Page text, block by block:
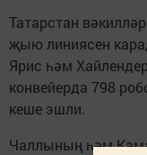
Татарстан
җыю линиясен
Ярис һәм
конвейерда 798
кеше эшли.
Чаллының һәм